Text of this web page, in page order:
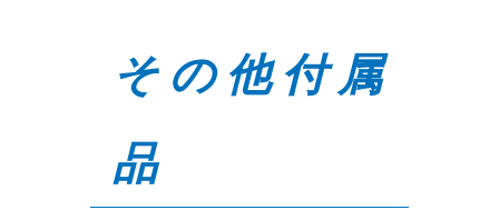
その他付属
品